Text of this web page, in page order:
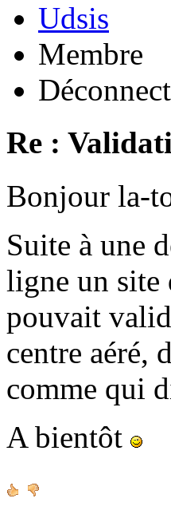
Udsis
Membre
Re :
Bonjour la-
Suite à une
ligne un site
pouvait
centre aéré,
comme qui
A bientôt